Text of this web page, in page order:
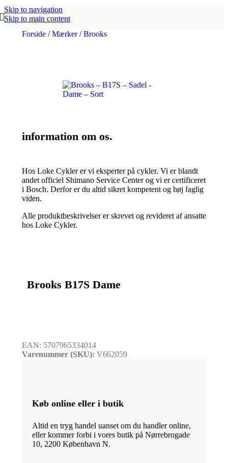
Skip to navigation
Skip to main content
Forside / Mærker/ Brooks
information om os.
Hos Loke Cykler er vi eksperter på cykler. Vi er blandt
andet officiel Shimano Service Center og vi er certificeret
i Bosch. Derfor er du altid sikret kompetent og høj faglig
viden.
Alle produktbeskrivelser er skrevet og revideret af ansatte
hos Loke Cykler.
Brooks B17S Dame
EAN: 5707965334014
Varenummer (SKU): V662059
Køb online eller i butik
Altid en tryg handel uanset om du handler online,
eller kommer forbi i vores butik på Nørrebrogade
10, 2200 København N.